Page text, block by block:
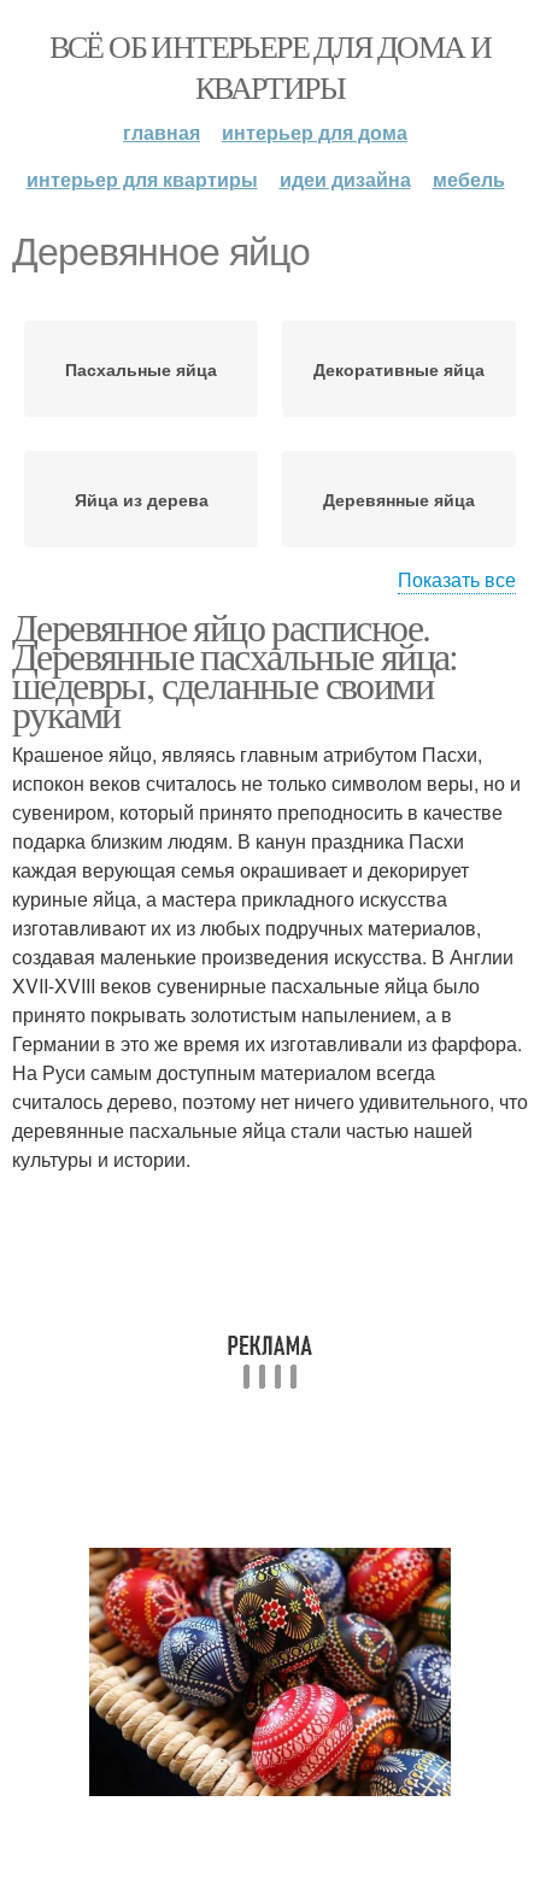
ВСЁ ОБ ИНТЕРЬЕРЕ ДЛЯ ДОМА И
КВАРТИРЫ
главная
интерьер для дома
интерьер для квартиры
идеи дизайна мебель
Деревянное яйцо
Пасхальные яйца Декоративные яйца
Яйца из дерева Деревянные яйца
деревянные яйца
Яйца к пасхе
Винтажное яйцо Яйцо в технике
Поделка из
деревянного яйца
Показать все
Деревянное яйцо расписное.
Деревянные пасхальные яйца:
шедевры, сделанные своими
руками
Крашеное яйцо, являясь главным атрибутом Пасхи,
испокон веков считалось не только символом веры, но и
сувениром, который принято преподносить в качестве
подарка близким людям. В канун праздника Пасхи
каждая верующая семья окрашивает и декорирует
куриные яйца, а мастера прикладного искусства
изготавливают их из любых подручных материалов,
создавая маленькие произведения искусства. В Англии
XVII-XVIII веков сувенирные пасхальные яйца было
принято покрывать золотистым напылением, а в
Германии в это же время их изготавливали из фарфора.
На Руси самым доступным материалом всегда
считалось дерево, поэтому нет ничего удивительного, что
деревянные пасхальные яйца стали частью нашей
культуры и истории.